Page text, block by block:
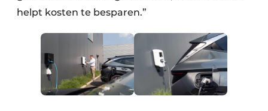
helpt kosten te besparen.”